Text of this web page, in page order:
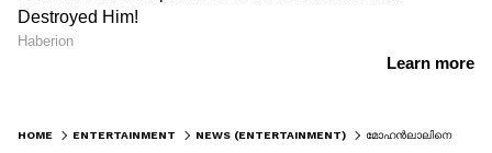
HOME ENTERTAINMENT NEWS (ENTERTAINMENT) മോഹന്‍ലാലിനെ മറികടന്ന് സഞ്ജു; പക്ഷേ ആദ്യ സ്ഥാനങ്ങളില്‍ മറ്റ് മൂന്ന് പേര്‍